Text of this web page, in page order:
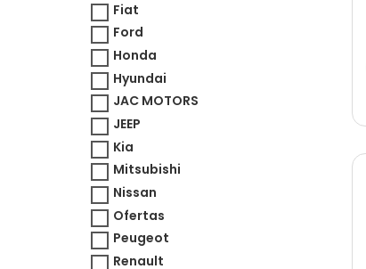
Fiat
Ford
Honda
Hyundai
JAC MOTORS
JEEP
Kia
Mitsubishi
Nissan
Ofertas
Peugeot
Renault